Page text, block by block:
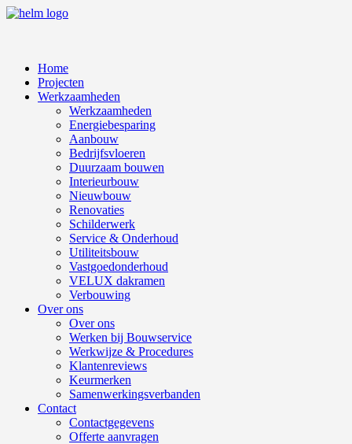
Ga
Home
Projecten
Werkzaamheden
Werkzaamheden
Energiebesparing
Aanbouw
Bedrijfsvloeren
Duurzaam bouwen
Interieurbouw
Nieuwbouw
Renovaties
Schilderwerk
Service & Onderhoud
Utiliteitsbouw
Vastgoedonderhoud
VELUX dakramen
Verbouwing
Over ons
Over ons
Werken bij Bouwservice
Werkwijze & Procedures
Klantenreviews
Keurmerken
Samenwerkingsverbanden
Contact
Contactgegevens
Offerte aanvragen